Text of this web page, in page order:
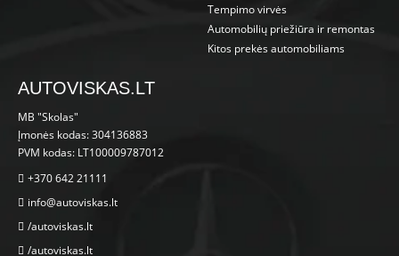
Tempimo virvės
Automobilių priežiūra ir remontas
Kitos prekės automobiliams
AUTOVISKAS.LT
MB "Skolas"
Įmonės kodas: 304136883
PVM kodas: LT100009787012
+370 642 21111
info@autoviskas.lt
/autoviskas.lt
/autoviskas.lt